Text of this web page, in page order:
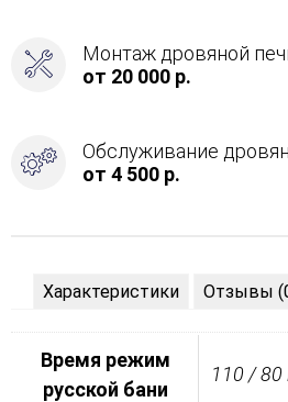
Монтаж дровяной
от 20 000 р.
Обслуживание
от 4 500 р.
Характеристики Отзывы
Время режим
русской бани
110 / 80